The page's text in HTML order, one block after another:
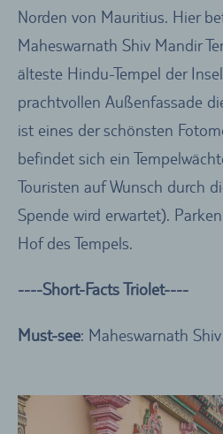
Norden von Mauritius. Hier
Maheswarnath Shiv Mandir
älteste Hindu-Tempel der
prachtvollen Außenfassade
ist eines der schönsten
befindet sich ein
Touristen auf Wunsch durch
Spende wird erwartet).
Hof des Tempels.
----Short-Facts Triolet----
Must-see: Maheswarnath